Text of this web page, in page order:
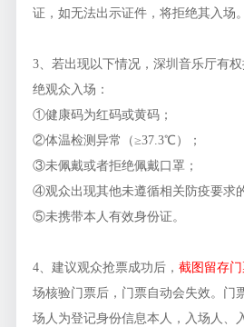
证，如无法出示证件，将拒绝其入场。
3、若出现以下情况，深圳音乐厅有
绝观众入场：
①健康码为红码或黄码；
②体温检测异常（≥37.3℃）；
③未佩戴或者拒绝佩戴口罩；
④观众出现其他未遵循相关防疫要求
⑤未携带本人有效身份证。
4、建议观众抢票成功后， 截图留存
场核验门票后，门票自动会失效。门
场人为登记身份信息本人，入场人、